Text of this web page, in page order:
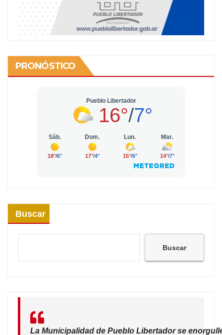
PRONÓSTICO
Buscar
Buscar
La Municipalidad de Pueblo Libertador se